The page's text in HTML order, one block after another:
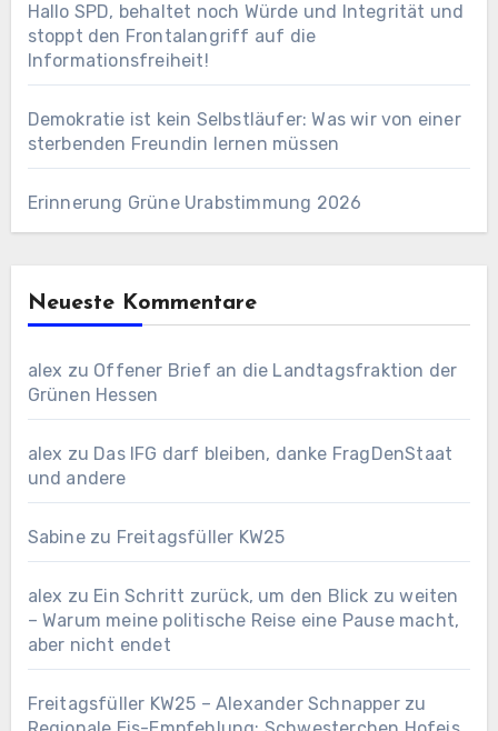
Hallo SPD, behaltet noch Würde und Integrität und
stoppt den Frontalangriff auf die
Informationsfreiheit!
Demokratie ist kein Selbstläufer: Was wir von einer
sterbenden Freundin lernen müssen
Erinnerung Grüne Urabstimmung 2026
Neueste Kommentare
alex zu Offener Brief an die Landtagsfraktion der
Grünen Hessen
alex zu Das IFG darf bleiben, danke FragDenStaat
und andere
Sabinezu Freitagsfüller KW25
alex zu Ein Schritt zurück, um den Blick zu weiten
– Warum meine politische Reise eine Pause macht,
aber nicht endet
Freitagsfüller KW25 – Alexander Schnapperzu